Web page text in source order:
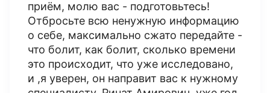
приём, молю вас - подготовьтесь!
Отбросьте всю ненужную информацию
о себе, максимально сжато передайте -
что болит, как болит, сколько времени
это происходит, что уже исследовано,
и ,я уверен, он направит вас к нужному